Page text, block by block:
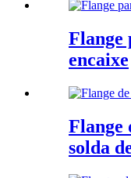
Flange
encaixe
Flange
solda